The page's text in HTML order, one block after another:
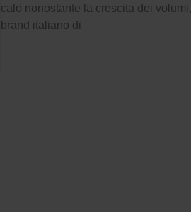
calo nonostante la crescita dei
brand italiano di